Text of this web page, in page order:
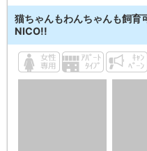
猫ちゃんもわんちゃんも飼育
NICO!!